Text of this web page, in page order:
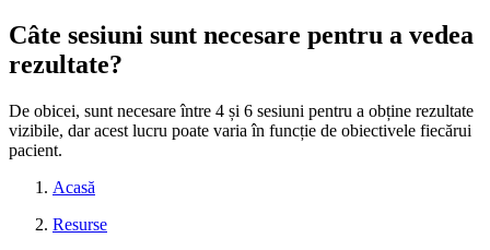
Câte sesiuni sunt necesare pentru a vedea
rezultate?
De obicei, sunt necesare între 4 și 6 sesiuni pentru a obține rezultate
vizibile, dar acest lucru poate varia în funcție de obiectivele fiecărui
pacient.
Acasă
Resurse